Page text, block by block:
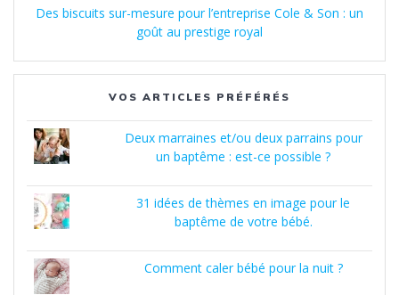
Des biscuits sur-mesure pour l’entreprise Cole & Son : un
goût au prestige royal
VOS ARTICLES PRÉFÉRÉS
Deux marraines et/ou deux parrains pour
un baptême : est-ce possible ?
31 idées de thèmes en image pour le
baptême de votre bébé.
Comment caler bébé pour la nuit ?